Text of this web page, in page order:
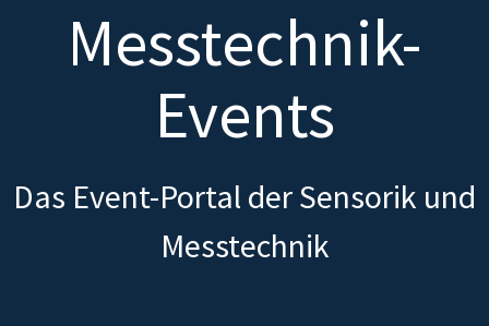
Messtechnik-
Events
Das Event-Portal der Sensorik und
Messtechnik